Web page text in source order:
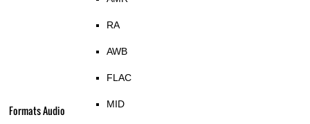
Formats Audio
RA
AWB
FLAC
MID